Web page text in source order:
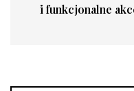
i funkcjonalne